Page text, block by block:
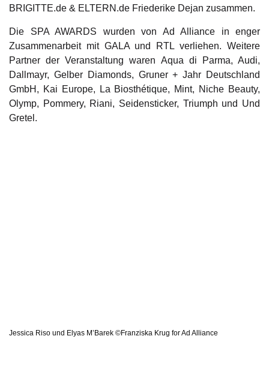
BRIGITTE.de & ELTERN.de Friederike Dejan zusammen.
Die SPA AWARDS wurden von Ad Alliance in enger
Zusammenarbeit mit GALA und RTL verliehen. Weitere
Partner der Veranstaltung waren Aqua di Parma, Audi,
Dallmayr, Gelber Diamonds, Gruner + Jahr Deutschland
GmbH, Kai Europe, La Biosthétique, Mint, Niche Beauty,
Olymp, Pommery, Riani, Seidensticker, Triumph und Und
Gretel.
Jessica Riso und Elyas M’Barek ©Franziska Krug for Ad Alliance